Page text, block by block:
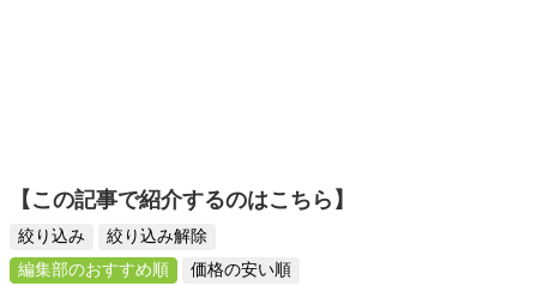
【この記事で紹介するのはこちら】
絞り込み
絞り込み解除
編集部のおすすめ順
価格の安い順